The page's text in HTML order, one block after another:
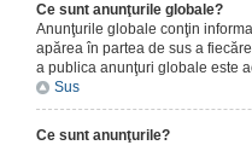
Ce sunt anunţurile globale?
Anunţurile globale conţin
apărea în partea de sus a
a publica anunţuri globale este
Sus
Ce sunt anunţurile?